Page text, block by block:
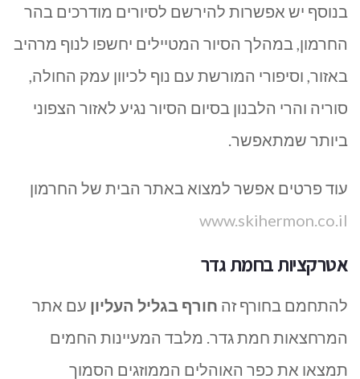
בנוסף יש אפשרות להירשם לסיורים מודרכים בהר
החרמון, במהלך הסיור המטיילים יחשפו לנוף מרהיב
באזור, וסיפורי המורשת עם נוף לכיוון עמק החולה,
סוריה והרי הלבנון בסיום הסיור נגיע לאזור הצפוני
ביותר שמתאפשר.
עוד פרטים אפשר למצוא באתר הבית של החרמון
www.skihermon.co.il
אטרקציות בחמת גדר
להתחמם בחורף זה חורף בגליל העליון עם אתר
המרחצאות חמת גדר. מלבד המעיינות החמים
תמצאו את כפר האוהלים הממוזגים הסמוך